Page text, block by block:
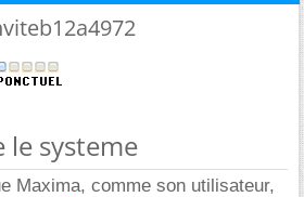
le systeme
Maxima, comme son utilisateur,